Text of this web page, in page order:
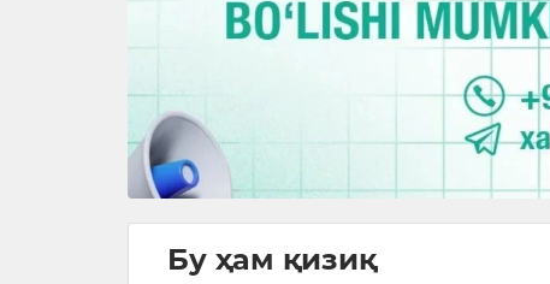
Бу ҳам қизиқ